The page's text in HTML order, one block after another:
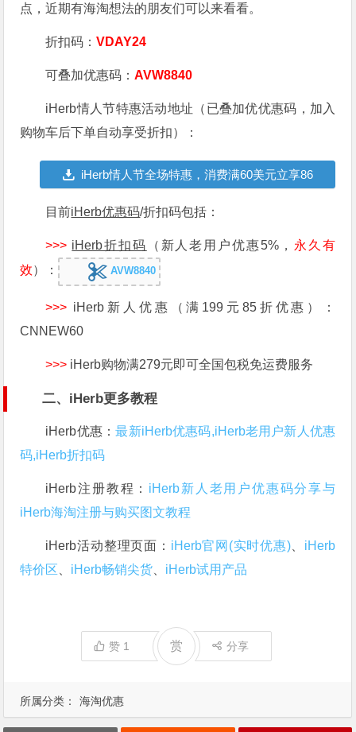
所属分类： 海淘优惠
点，近期有海淘想法的朋友们可以来看看。
折扣码：VDAY24
可叠加优惠码：AVW8840
iHerb情人节特惠活动地址（已叠加优优惠码，加入
购物车后下单自动享受折扣）：
iHerb情人节全场特惠，消费满60美元立享86
目前iHerb优惠码/折扣码包括：
>>> iHerb折扣码 （新人老用户优惠5%， 永久有
效）： AVW8840
>>> iHerb新人优惠（满199元85折优惠）：
CNNEW60
>>> iHerb购物满279元即可全国包税免运费服务
二、iHerb更多教程
iHerb优惠：最新iHerb优惠码,iHerb老用户新人优惠
码,iHerb折扣码
iHerb注册教程： iHerb新人老用户优惠码分享与
iHerb海淘注册与购买图文教程
iHerb活动整理页面： iHerb官网(实时优惠)、 iHerb
特价区
iHerb畅销尖货 iHerb试用产品
赞 1 赏 分享